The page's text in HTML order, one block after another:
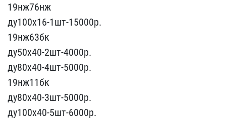
19нж76нж
ду100х16-1ш​т-15000р.
19нж63бк
ду50х​40-2шт-4000р.
ду80х40-4ш​т-5000р.
19нж11бк
ду80х4​0-3шт-5000р.
ду100х40-5ш​т-6000р.